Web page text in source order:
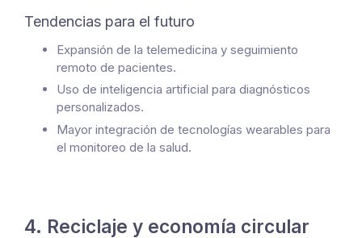
Tendencias para el futuro
Expansión de la telemedicina y seguimiento
remoto de pacientes.
Uso de inteligencia artificial para diagnósticos
personalizados.
Mayor integración de tecnologías wearables para
el monitoreo de la salud.
4. Reciclaje y economía circular